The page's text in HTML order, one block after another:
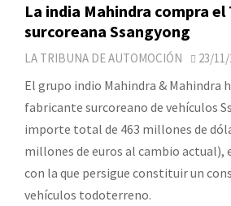
La india Mahindra compra el
surcoreana Ssangyong
LA TRIBUNA DE AUTOMOCIÓN 23/
El grupo indio Mahindra & Mahindra
fabricante surcoreano de vehículos
importe total de 463 millones de
millones de euros al cambio actual),
con la que persigue constituir un
vehículos todoterreno.